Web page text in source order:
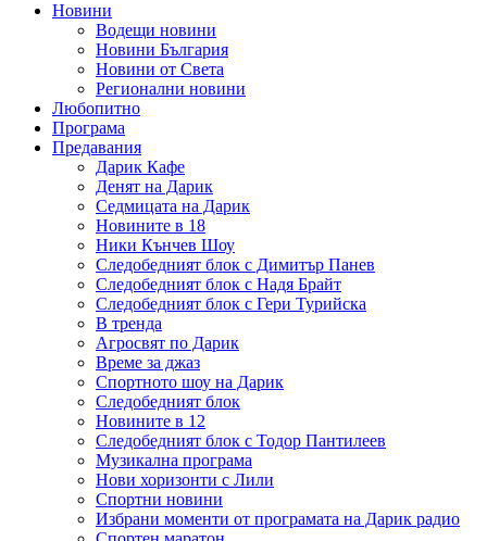
Новини
Водещи новини
Новини България
Новини от Света
Регионални новини
Любопитно
Програма
Предавания
Дарик Кафе
Денят на Дарик
Седмицата на Дарик
Новините в 18
Ники Кънчев Шоу
Следобедният блок с Димитър Панев
Следобедният блок с Надя Брайт
Следобедният блок с Гери Турийска
В тренда
Агросвят по Дарик
Време за джаз
Спортното шоу на Дарик
Следобедният блок
Новините в 12
Следобедният блок с Тодор Пантилеев
Музикална програма
Нови хоризонти с Лили
Спортни новини
Избрани моменти от програмата на Дарик радио